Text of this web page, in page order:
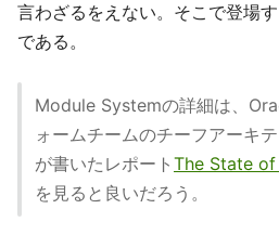
言わざるをえない。そこで登場
である。
Module Systemの詳細は、
ォームチームのチーフアーキ
が書いたレポート The State
を見ると良いだろう。